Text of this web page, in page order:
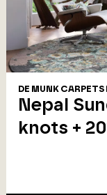
DE MUNK CARPETS
Nepal
knots +